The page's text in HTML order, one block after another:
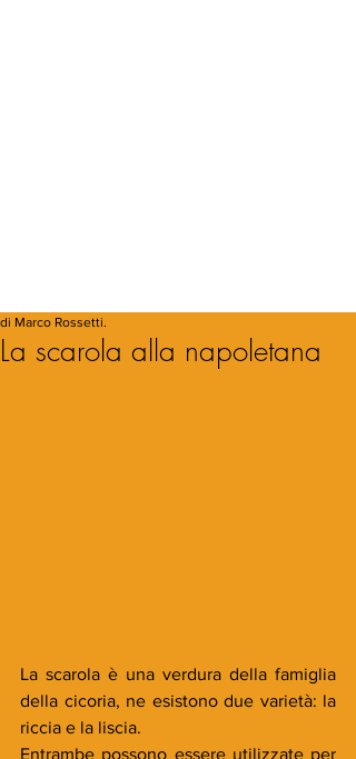
La scarola alla napoletana
di Marco Rossetti.
La scarola è una verdura della famiglia
della cicoria, ne esistono due varietà: la
riccia e la liscia.
Entrambe possono essere utilizzate per